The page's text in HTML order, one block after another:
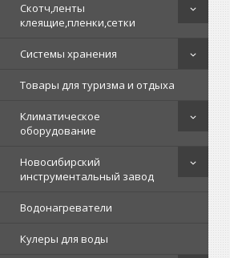
Скотч,ленты
клеящие,пленки,сетки
Системы хранения
Товары для туризма и отдыха
Климатическое
оборудование
Новосибирский
инструментальный завод
Водонагреватели
Кулеры для воды